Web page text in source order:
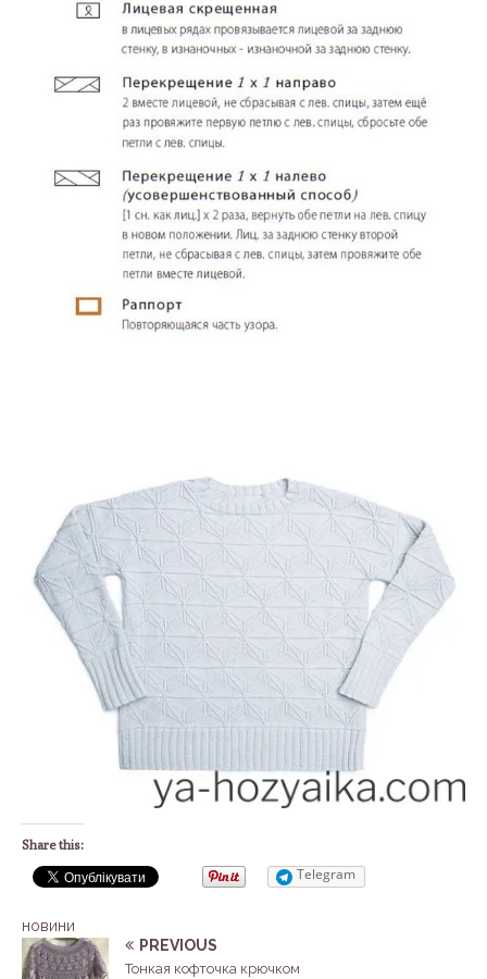
Share this:
Telegram
новини
PREVIOUS
Тонкая кофточка крючком